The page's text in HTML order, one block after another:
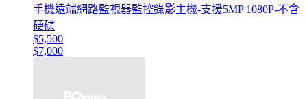
手機遠端網路監視器監控錄影主機-支援5MP 1080P-不含
硬碟
$5,500
$7,000